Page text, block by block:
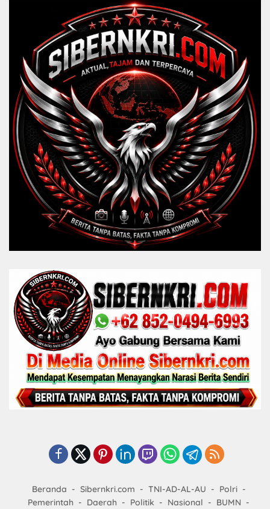
Beranda Sibernkri.com TNI-AD-AL-AU
Polri
Pemerintah
Daerah Politik Nasional BUMN